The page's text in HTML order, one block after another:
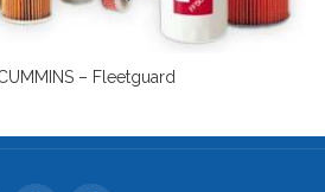
DETALHES
– Fleetguard